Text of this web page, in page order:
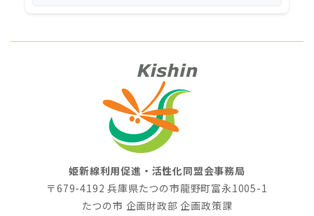
姫新線利用促進・活性化同盟会事務局
〒679-4192 兵庫県たつの市龍野町富永1005-1
たつの市 企画財政部 企画政策課